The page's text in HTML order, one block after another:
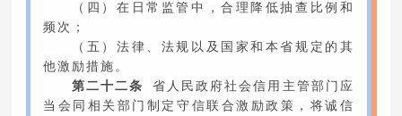
（四）在日常监管中，合理降低抽查比例和
频次；
（五）法律、法规以及国家和本省规定的其
他激励措施。
第二十二条
省人民政府社会信用主管部门应
当会同相关部门制定守信联合激励政策，将诚信